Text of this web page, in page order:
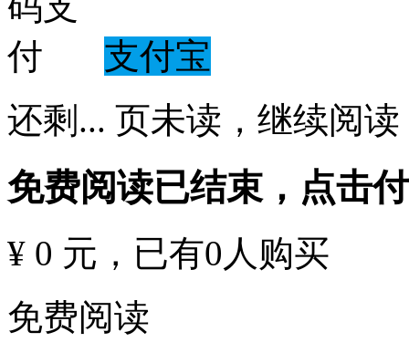
支付宝
还剩 ... 页未读， 继续阅读
免费阅读已结束，点击
¥ 0 元 ，已有0 人购买
免费阅读